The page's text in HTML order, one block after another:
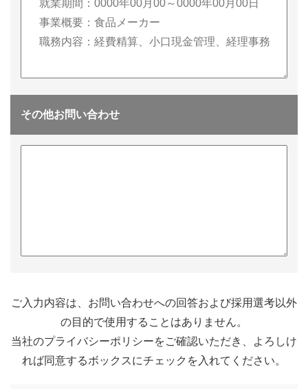
その他お問い合わせ
ご入力内容は、お問い合わせへの回答および採用選考以外
の目的で使用することはありません。
当社のプライバシーポリシーをご確認いただき、よろしけ
れば同意するボックスにチェックを入れてください。